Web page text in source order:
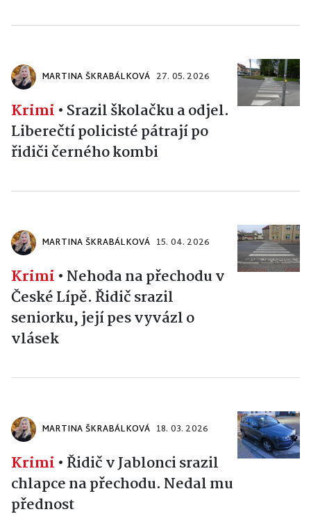
MARTINA ŠKRABÁLKOVÁ 27. 05. 2026
Krimi • Srazil školačku a odjel.
Liberečtí policisté pátrají po
řidiči černého kombi
MARTINA ŠKRABÁLKOVÁ 15. 04. 2026
Krimi • Nehoda na přechodu v
České Lípě. Řidič srazil
seniorku, její pes vyvázl o
vlásek
MARTINA ŠKRABÁLKOVÁ 18. 03. 2026
Krimi •Řidič v Jablonci srazil
chlapce na přechodu. Nedal mu
přednost